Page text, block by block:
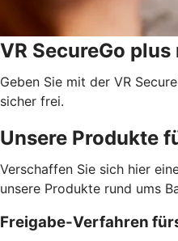
VR SecureGo
Geben Sie mit der VR
sicher frei.
Unsere Produkte
Verschaffen Sie sich hier
unsere Produkte rund ums
Freigabe-Verfahren